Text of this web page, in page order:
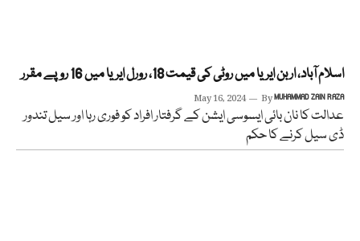
اسلام آباد، اربن ایریا میں روٹی کی قیمت 18، رورل ایریا میں 16 روپے مقرر
May 16, 2024 ByMUHAMMAD ZAIN RAZA
عدالت کا نان بائی ایسوسی ایشن کے گرفتار افراد کو فوری رہا اور سیل تندور
ڈی سیل کرنے کا حکم